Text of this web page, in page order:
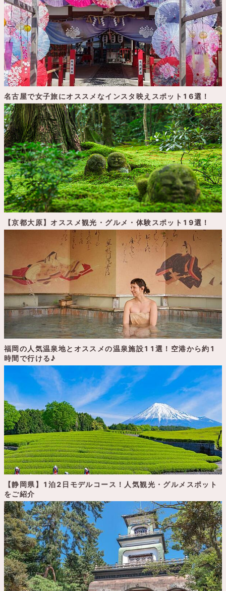
名古屋で女子旅にオススメなインスタ映えスポット16選！
【京都大原】オススメ観光・グルメ・体験スポット19選！
福岡の人気温泉地とオススメの温泉施設11選！空港から約1
時間で行ける♪
【静岡県】1泊2日モデルコース！人気観光・グルメスポット
をご紹介